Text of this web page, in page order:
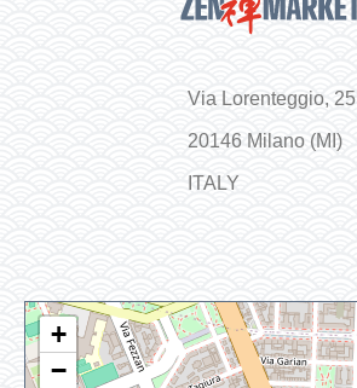
Via Lorenteggio, 25
20146 Milano (MI)
ITALY
+
−